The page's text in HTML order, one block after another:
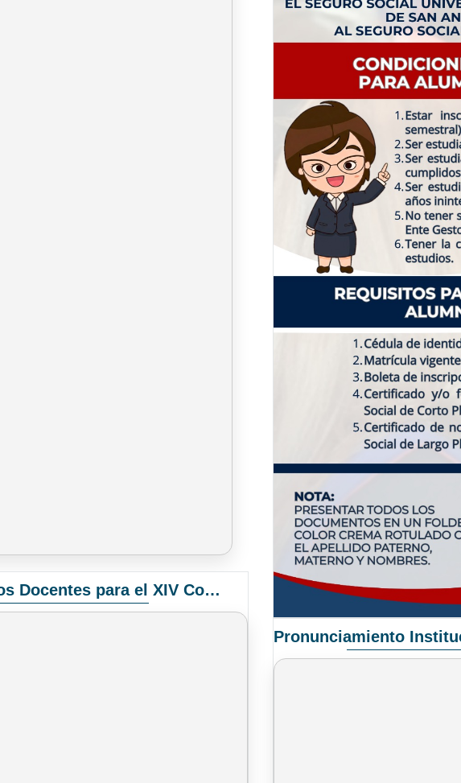
Convocatoria Elección de Delegados Docentes para el XIV Congreso Nacional de Universidades